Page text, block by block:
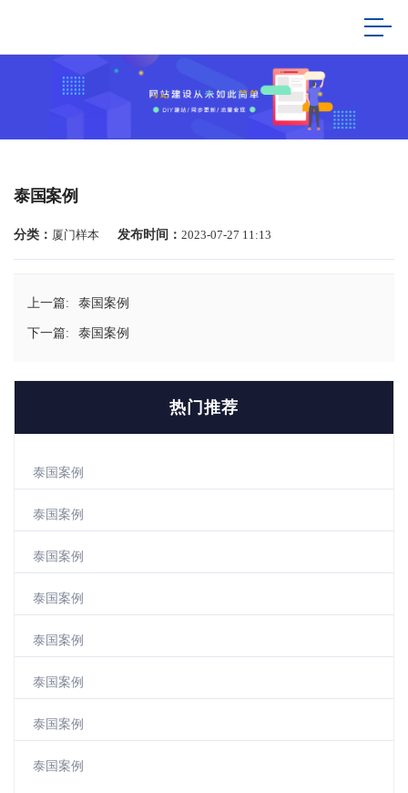
泰国案例
分类： 厦门样本 发布时间： 2023-07-27 11:13
上一篇: 泰国案例
下一篇: 泰国案例
热门推荐
泰国案例
泰国案例
泰国案例
泰国案例
泰国案例
泰国案例
泰国案例
泰国案例